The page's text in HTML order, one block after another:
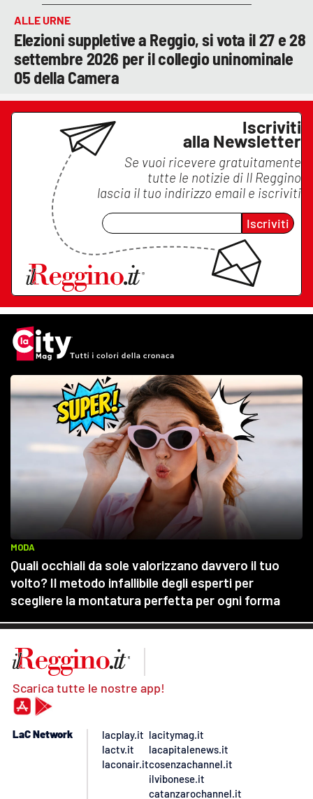
ALLE URNE
Elezioni suppletive a Reggio, si vota il 27 e 28
settembre 2026 per il collegio uninominale
05 della Camera
Iscriviti
alla Newsletter
Se vuoi ricevere gratuitamente
tutte le notizie di Il Reggino
lascia il tuo indirizzo email e iscriviti
Iscriviti
Scarica tutte le nostre app!
LaC Network
lacplay.it
lactv.it
laconair.it
lacitymag.it
lacapitalenews.it
cosenzachannel.it
ilvibonese.it
catanzarochannel.it